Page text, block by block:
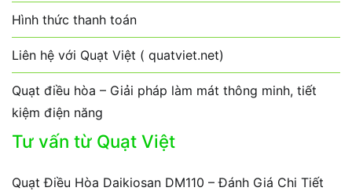
Hình thức thanh toán
Liên hệ với Quạt Việt ( quatviet.net)
Quạt điều hòa – Giải pháp làm mát thông minh, tiết
kiệm điện năng
Tư vấn từ Quạt Việt
Quạt Điều Hòa Daikiosan DM110 – Đánh Giá Chi Tiết